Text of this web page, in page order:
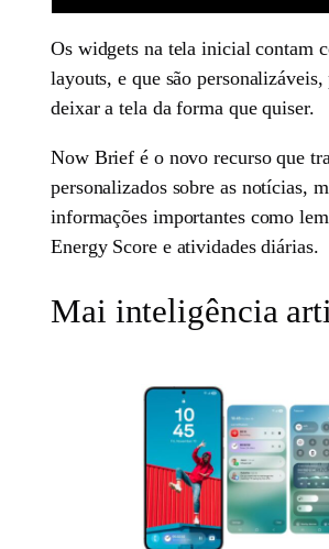
Os widgets na tela inicial contam
layouts, e que são
deixar a tela da forma que quiser.
Now Brief é o novo recurso que
personalizados sobre as notícias,
informações importantes como
Energy Score e atividades diárias.
Mai inteligência